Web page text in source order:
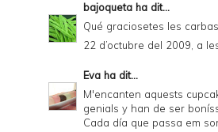
bajoqueta ha dit...
Qué graciosetes les
22 d’octubre del 2009, a
Eva ha dit...
M'encanten aquests
genials y han de ser
Cada día que passa em